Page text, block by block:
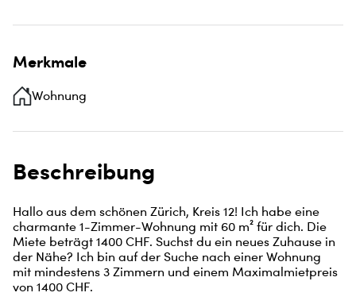
Merkmale
Wohnung
Beschreibung
Hallo aus dem schönen Zürich, Kreis 12! Ich habe eine
charmante 1-Zimmer-Wohnung mit 60 m² für dich. Die
Miete beträgt 1400 CHF. Suchst du ein neues Zuhause in
der Nähe? Ich bin auf der Suche nach einer Wohnung
mit mindestens 3 Zimmern und einem Maximalmietpreis
von 1400 CHF.